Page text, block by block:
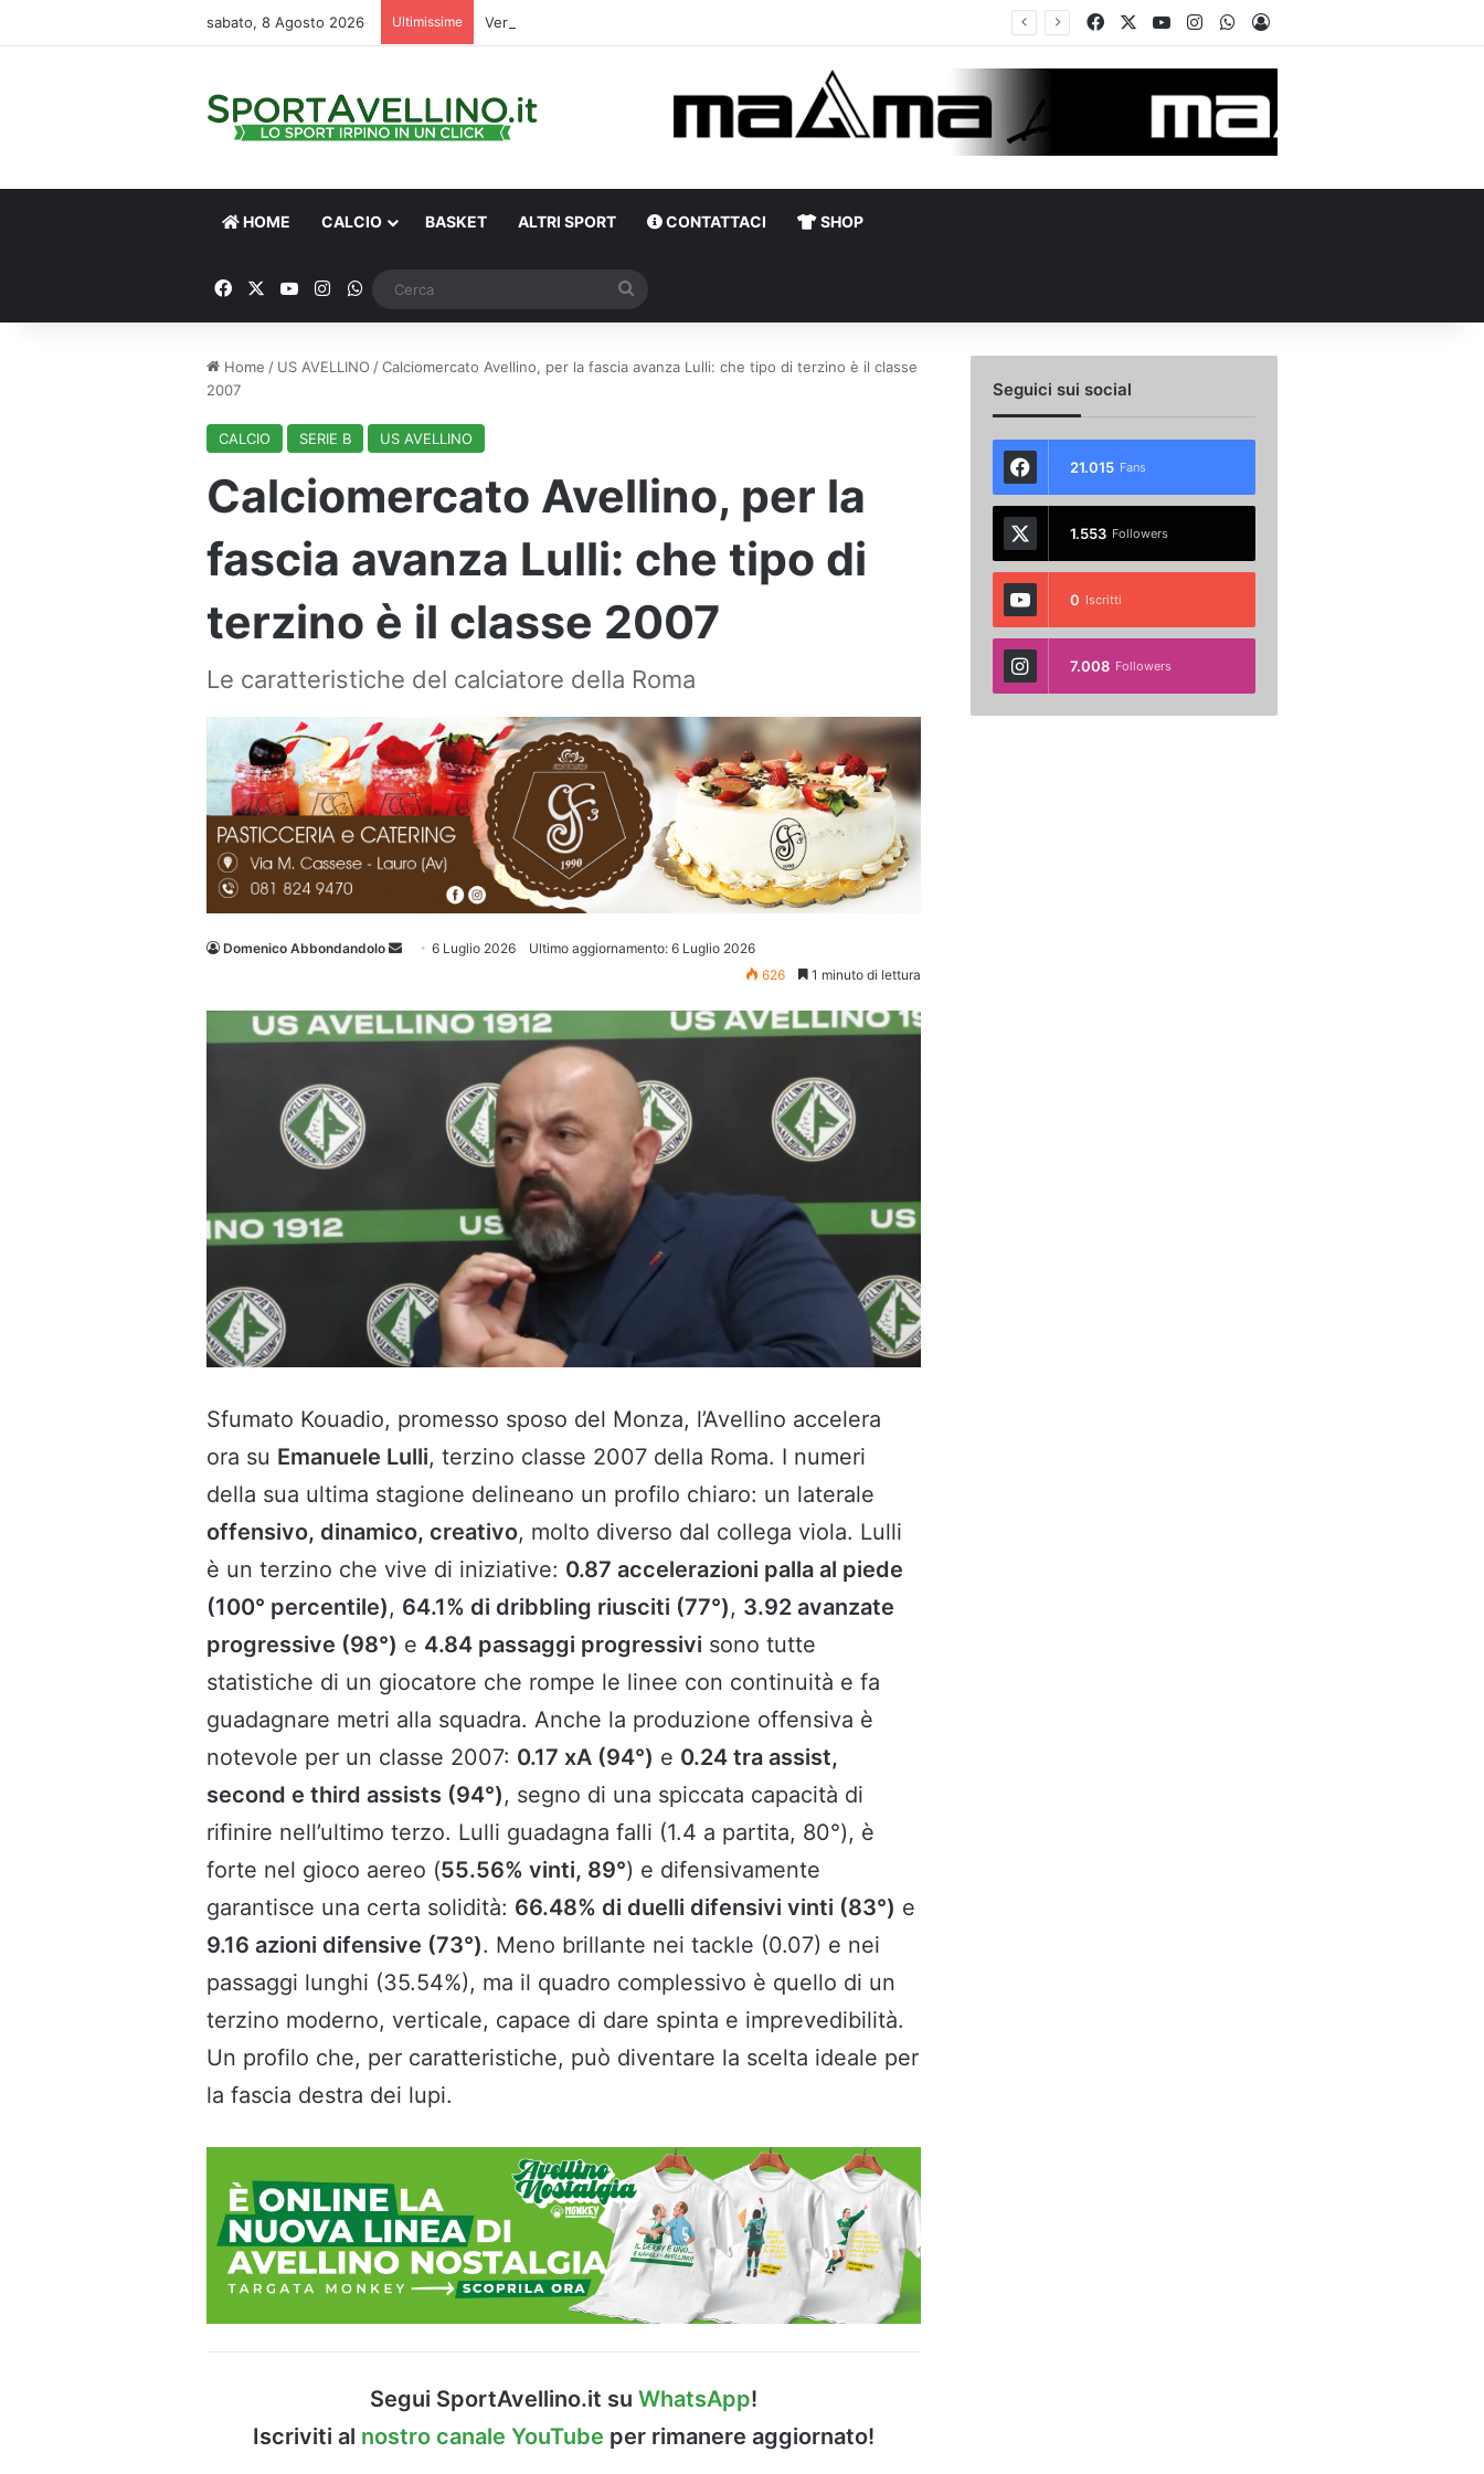
sabato, 8 Agosto 2026 Ultimissime Verso Avellino-Torino, il focus sulla formazione granata FacebookYou TubeInstagramWhatsApp
Accedi
HOME CALCIO BASKET ALTRI SPORT CONTATTACI SHOP
FacebookYou TubeInstagram
WhatsApp
Home / US AVELLINO /Calciomercato Avellino, per la fascia avanza Lulli: che tipo di terzino è il classe
2007
CALCIO SERIE B US AVELLINO
Calciomercato Avellino, per la
fascia avanza Lulli: che tipo di
terzino è il classe 2007
Le caratteristiche del calciatore della Roma
Domenico Abbondandolo
Invia 6 Luglio 2026
Ultimo aggiornamento: 6 Luglio 2026
626
1 minuto di lettura
Sfumato Kouadio, promesso sposo del Monza, l’Avellino accelera
ora su Emanuele Lulli, terzino classe 2007 della Roma. I numeri
della sua ultima stagione delineano un profilo chiaro: un laterale
offensivo, dinamico, creativo, molto diverso dal collega viola. Lulli
è un terzino che vive di iniziative: 0.87 accelerazioni palla al piede
(100° percentile), 64.1% di dribbling riusciti (77°), 3.92 avanzate
progressive (98°) e 4.84 passaggi progressivi sono tutte
statistiche di un giocatore che rompe le linee con continuità e fa
guadagnare metri alla squadra. Anche la produzione offensiva è
notevole per un classe 2007: 0.17 xA (94°) e 0.24 tra assist,
second e third assists (94°), segno di una spiccata capacità di
rifinire nell’ultimo terzo. Lulli guadagna falli (1.4 a partita, 80°), è
forte nel gioco aereo (55.56% vinti, 89°) e difensivamente
garantisce una certa solidità: 66.48% di duelli difensivi vinti (83°) e
9.16 azioni difensive (73°). Meno brillante nei tackle (0.07) e nei
passaggi lunghi (35.54%), ma il quadro complessivo è quello di un
terzino moderno, verticale, capace di dare spinta e imprevedibilità.
Un profilo che, per caratteristiche, può diventare la scelta ideale per
la fascia destra dei lupi.
Segui SportAvellino.it su WhatsApp!
Iscriviti al nostro canale YouTube per rimanere aggiornato!
Seguici sui social
21.015 Fans
1.553 Followers
0 Iscritti
7.008 Followers